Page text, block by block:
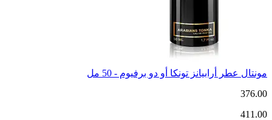
مونتال عطر أرابيانز تونكا أو دو برفيوم - 50 مل
376.00
411.00